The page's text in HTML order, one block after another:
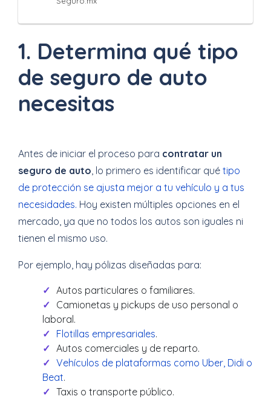
1. Determina qué tipo
de seguro de auto
necesitas
Antes de iniciar el proceso para contratar un
seguro de auto , lo primero es identificar qué tipo
de protección se ajusta mejor a tu vehículo y a tus
necesidades. Hoy existen múltiples opciones en el
mercado, ya que no todos los autos son iguales ni
tienen el mismo uso.
Por ejemplo, hay pólizas diseñadas para:
Autos particulares o familiares.
Camionetas y pickups de uso personal o
laboral.
Flotillas empresariales.
Autos comerciales y de reparto.
Vehículos de plataformas como Uber, Didi o
Beat.
Taxis o transporte público.